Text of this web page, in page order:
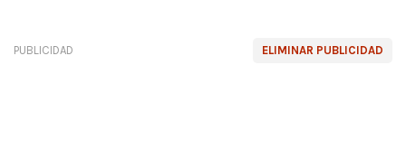
ELIMINAR PUBLICIDAD
PUBLICIDAD